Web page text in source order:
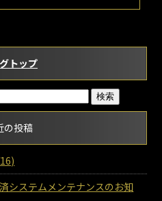
トップ
の投稿
システムメンテナンスのお知